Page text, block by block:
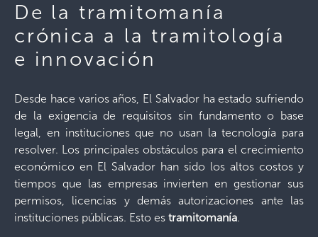
De la tramitomanía
crónica a la tramitología
e innovación
Desde hace varios años, El Salvador ha estado sufriendo
de la exigencia de requisitos sin fundamento o base
legal, en instituciones que no usan la tecnología para
resolver. Los principales obstáculos para el crecimiento
económico en El Salvador han sido los altos costos y
tiempos que las empresas invierten en gestionar sus
permisos, licencias y demás autorizaciones ante las
instituciones públicas. Esto es tramitomanía.